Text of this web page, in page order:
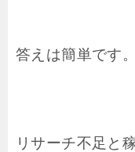
答えは簡単です。
リサーチ不足と